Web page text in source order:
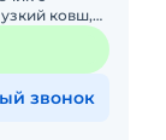
ковш,
заказ
звонок